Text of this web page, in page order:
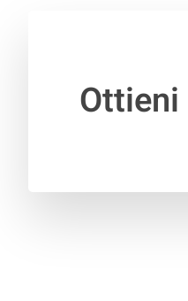
Ottieni